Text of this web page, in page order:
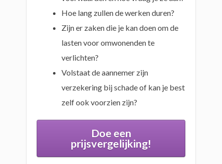
Hoe lang zullen de werken duren?
Zijn er zaken die je kan doen om de
lasten voor omwonenden te
verlichten?
Volstaat de aannemer zijn
verzekering bij schade of kan je best
zelf ook voorzien zijn?
Doe een
prijsvergelijking!